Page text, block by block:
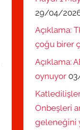
29/04/
Açıklama:
çoğu birer
Açıklama:
oynuyor
Onbeşleri
geleneğini